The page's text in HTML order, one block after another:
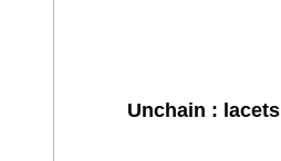
Unchain :